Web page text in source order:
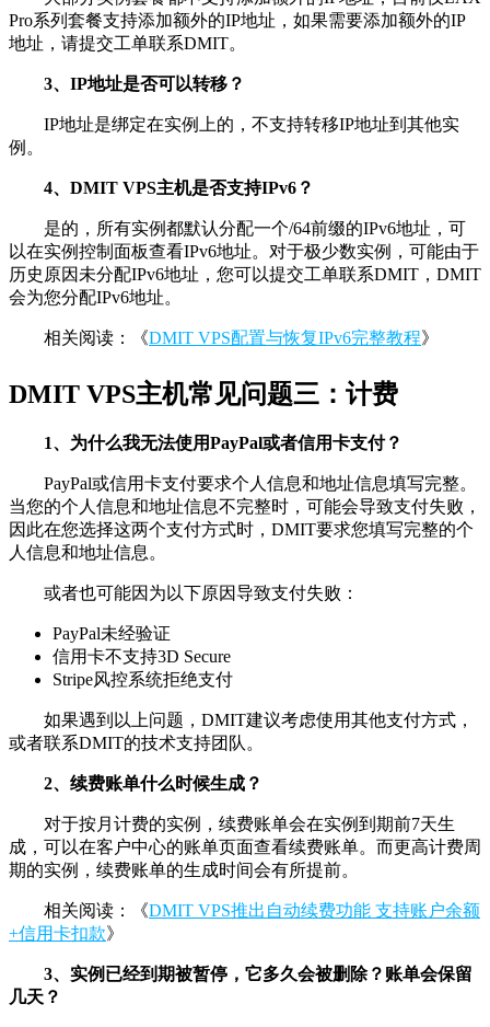
Pro系列套餐支持添加额外的IP地址，如果需要添加额外的IP
地址，请提交工单联系DMIT。
3、IP地址是否可以转移？
IP地址是绑定在实例上的，不支持转移IP地址到其他实
例。
4、DMIT VPS主机是否支持IPv6？
是的，所有实例都默认分配一个/64前缀的IPv6地址，可
以在实例控制面板查看IPv6地址。对于极少数实例，可能由于
历史原因未分配IPv6地址，您可以提交工单联系DMIT，DMIT
会为您分配IPv6地址。
相关阅读：《DMIT VPS配置与恢复IPv6完整教程》
DMIT VPS主机常见问题三：计费
1、为什么我无法使用PayPal或者信用卡支付？
PayPal或信用卡支付要求个人信息和地址信息填写完整。
当您的个人信息和地址信息不完整时，可能会导致支付失败，
因此在您选择这两个支付方式时，DMIT要求您填写完整的个
人信息和地址信息。
或者也可能因为以下原因导致支付失败：
PayPal未经验证
信用卡不支持3D Secure
Stripe风控系统拒绝支付
如果遇到以上问题，DMIT建议考虑使用其他支付方式，
或者联系DMIT的技术支持团队。
2、续费账单什么时候生成？
对于按月计费的实例，续费账单会在实例到期前7天生
成，可以在客户中心的账单页面查看续费账单。而更高计费周
期的实例，续费账单的生成时间会有所提前。
相关阅读：《DMIT VPS推出自动续费功能 支持账户余额
+信用卡扣款》
3、实例已经到期被暂停，它多久会被删除？账单会保留
几天？